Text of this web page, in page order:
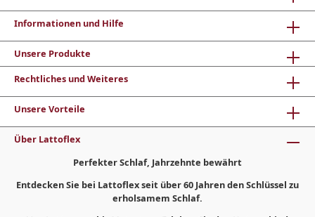
Informationen und Hilfe
Unsere Produkte
Rechtliches und Weiteres
Unsere Vorteile
Über Lattoflex
Perfekter Schlaf, Jahrzehnte bewährt
Entdecken Sie bei Lattoflex seit über 60 Jahren den Schlüssel zu
erholsamem Schlaf.